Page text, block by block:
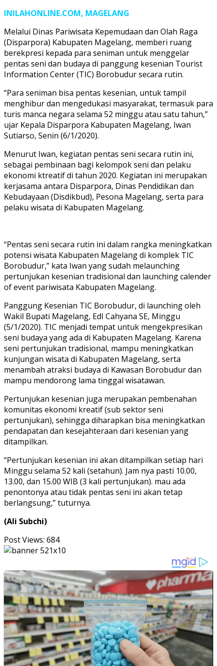
INILAHONLINE.COM, MAGELANG
Melalui Dinas Pariwisata Kepemudaan dan Olah Raga
(Disparpora) Kabupaten Magelang, memberi ruang
berekpresi kepada para seniman untuk menggelar
pentas seni dan budaya di panggung kesenian Tourist
Information Center (TIC) Borobudur secara rutin.
“Para seniman bisa pentas kesenian, untuk tampil
menghibur dan mengedukasi masyarakat, termasuk para
turis manca negara selama 52 minggu atau satu tahun,”
ujar Kepala Disparpora Kabupaten Magelang, Iwan
Sutiarso, Senin (6/1/2020).
Menurut Iwan, kegiatan pentas seni secara rutin ini,
sebagai pembinaan bagi kelompok seni dan pelaku
ekonomi ktreatif di tahun 2020. Kegiatan ini merupakan
kerjasama antara Disparpora, Dinas Pendidikan dan
Kebudayaan (Disdikbud), Pesona Magelang, serta para
pelaku wisata di Kabupaten Magelang.
“Pentas seni secara rutin ini dalam rangka meningkatkan
potensi wisata Kabupaten Magelang di komplek TIC
Borobudur,” kata Iwan yang sudah melaunching
pertunjukan kesenian tradisional dan launching calender
of event pariwisata Kabupaten Magelang.
Panggung Kesenian TIC Borobudur, di launching oleh
Wakil Bupati Magelang, EdI Cahyana SE, Minggu
(5/1/2020). TIC menjadi tempat untuk mengekpresikan
seni budaya yang ada di Kabupaten Magelang. Karena
seni pertunjukan tradisional, mampu meningkatkan
kunjungan wisata di Kabupaten Magelang, serta
menambah atraksi budaya di Kawasan Borobudur dan
mampu mendorong lama tinggal wisatawan.
Pertunjukan kesenian juga merupakan pembenahan
komunitas ekonomi kreatif (sub sektor seni
pertunjukan), sehingga diharapkan bisa meningkatkan
pendapatan dan kesejahteraan dari kesenian yang
ditampilkan.
“Pertunjukan kesenian ini akan ditampilkan setiap hari
Minggu selama 52 kali (setahun). Jam nya pasti 10.00,
13.00, dan 15.00 WIB (3 kali pertunjukan). mau ada
penontonya atau tidak pentas seni ini akan tetap
berlangsung,” tuturnya.
(Ali Subchi)
Post Views: 684